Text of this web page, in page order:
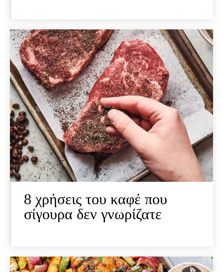
8 χρήσεις του καφέ που
σίγουρα δεν γνωρίζατε